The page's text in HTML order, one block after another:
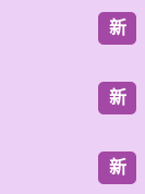
新
新
新